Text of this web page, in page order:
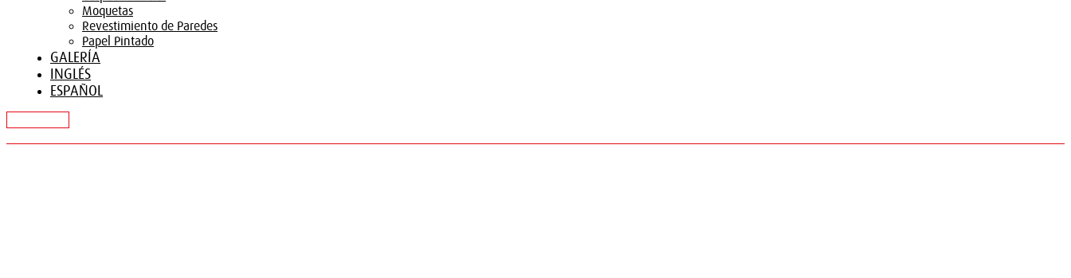
Moquetas
Revestimiento de Paredes
Papel Pintado
GALERÍA
INGLÉS
ESPAÑOL